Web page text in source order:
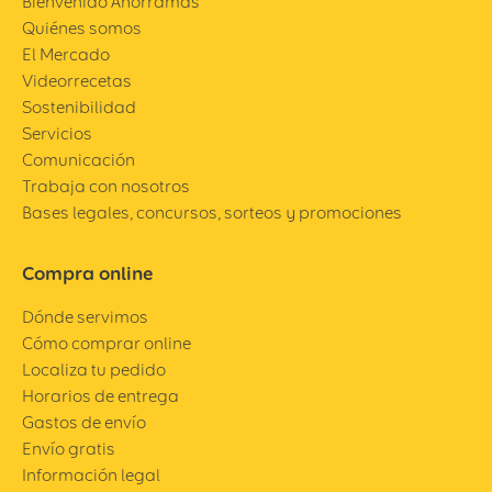
Quiénes somos
El Mercado
Videorrecetas
Sostenibilidad
Servicios
Comunicación
Trabaja con nosotros
Bases legales, concursos, sorteos y promociones
Compra online
Dónde servimos
Cómo comprar online
Localiza tu pedido
Horarios de entrega
Gastos de envío
Envío gratis
Información legal